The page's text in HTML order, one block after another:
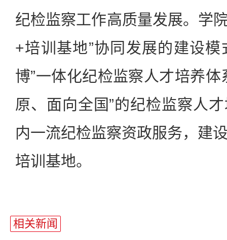
纪检监察工作高质量发展。学
+培训基地”协同发展的建设
博”一体化纪检监察人才培养体
原、面向全国”的纪检监察人
内一流纪检监察资政服务，建
培训基地。
相关新闻